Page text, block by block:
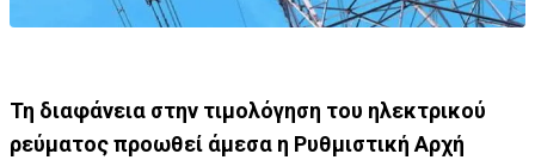
Τη διαφάνεια στην τιμολόγηση του ηλεκτρικού
ρεύματος προωθεί άμεσα η Ρυθμιστική Αρχή